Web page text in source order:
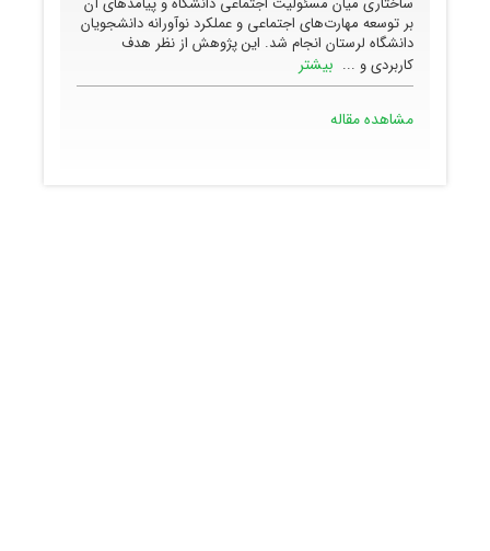
بر توسعه مهارت‌های اجتماعی و عملکرد نوآورانه دانشجویان
دانشگاه لرستان انجام شد. این پژوهش از نظر هدف
کاربردی و ... بیشتر
مشاهده مقاله